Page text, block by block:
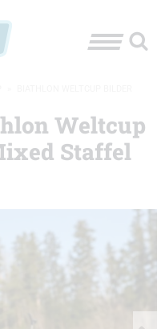
Weltcup
Staffel